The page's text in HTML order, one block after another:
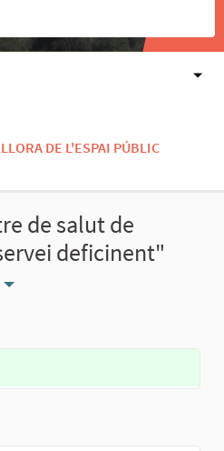
DE L'ESPAI PÚBLIC
de salut de
deficinent"